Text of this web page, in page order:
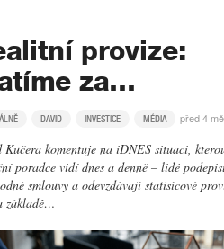
provize:
za…
DAVID INVESTICE MÉDIA před 4
Kučera komentuje na iDNES situaci,
poradce vidí dnes a denně – lidé
smlouvy a odevzdávají statisícové
základě…